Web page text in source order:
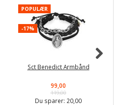
POPULÆR
-17%
Sct Benedict Armbånd
99,00
119,00
Du sparer: 20,00